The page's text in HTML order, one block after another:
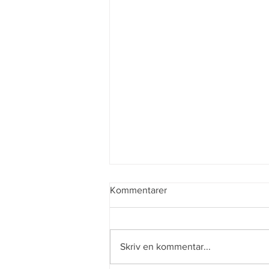
Enkel semester
Kommentarer
Skriv en kommentar...